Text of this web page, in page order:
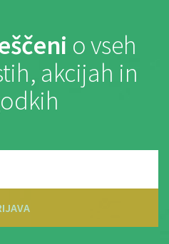
o vseh
akcijah in